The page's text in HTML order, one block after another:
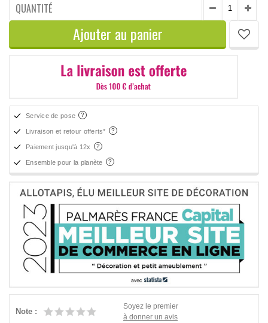
QUANTITÉ
Ajouter au panier
Service de pose
Livraison et retour offerts*
Paiement jusqu'à 12x
Ensemble pour la planète
Note :
Soyez le premier
à donner un avis